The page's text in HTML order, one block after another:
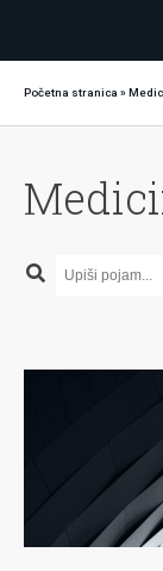
Početna stranica »